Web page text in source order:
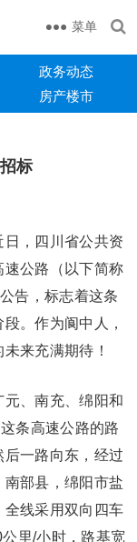
菜单
政务动态
房产楼市
标
，四川省公共资
公路（以下简称
告，标志着这条
。作为阆中人，
来充满期待！
、南充、绵阳和
条高速公路的路
一路向东，经过
部县，绵阳市盐
线采用双向四车
里/小时，路基宽